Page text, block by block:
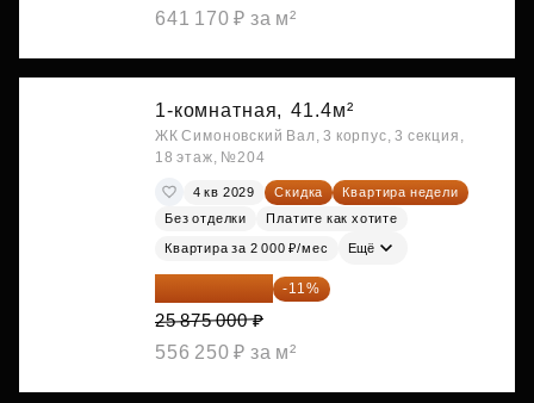
641 170 ₽ за м²
1-комнатная, 41.4м²
ЖК Симоновский Вал, 3 корпус, 3 секция,
18 этаж, №204
4 кв 2029 Скидка
Квартира недели
Без отделки
Платите как хотите
Квартира за 2 000 ₽/мес Ещё
23 028 750 ₽ -11%
25 875 000 ₽
556 250 ₽ за м²